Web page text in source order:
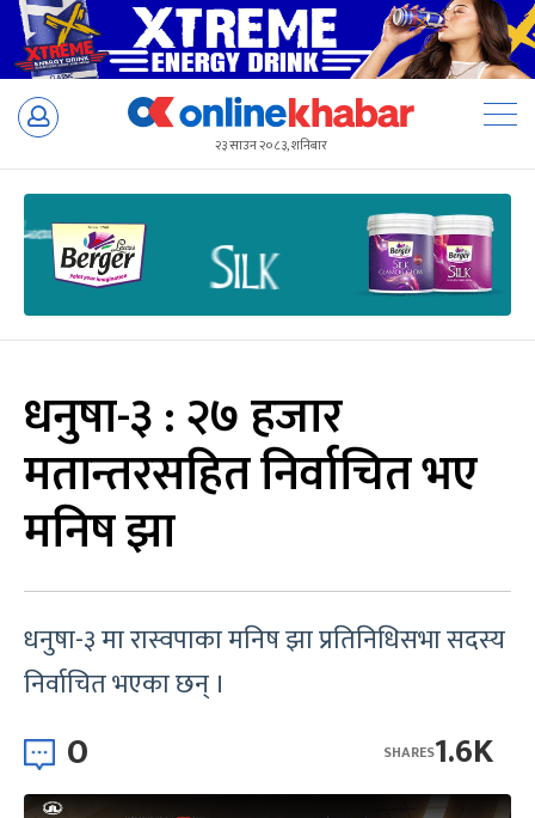
Skip
२३ साउन २०८३, शनिबार
धनुषा-३ : २७ हजार
मतान्तरसहित निर्वाचित भए
मनिष झा
धनुषा-३ मा रास्वपाका मनिष झा प्रतिनिधिसभा सदस्य
निर्वाचित भएका छन् ।
0 1.6K
SHARES